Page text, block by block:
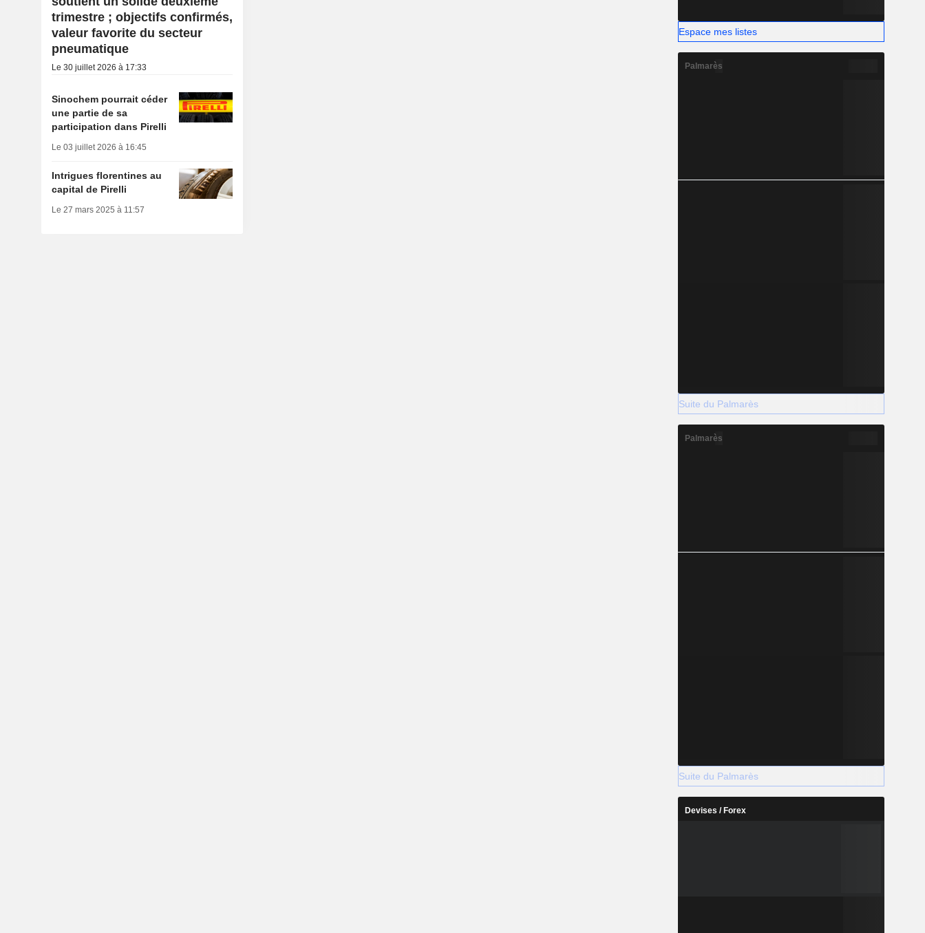
trimestre ; objectifs confirmés,
valeur favorite du secteur
pneumatique
Le 30 juillet 2026 à 17:33
Sinochem pourrait céder
une partie de sa
participation dans Pirelli
Le 03 juillet 2026 à 16:45
Intrigues florentines au
capital de Pirelli
Le 27 mars 2025 à 11:57
Espace mes listes
Palmarès
Suite du Palmarès
Palmarès
Suite du Palmarès
Devises / Forex